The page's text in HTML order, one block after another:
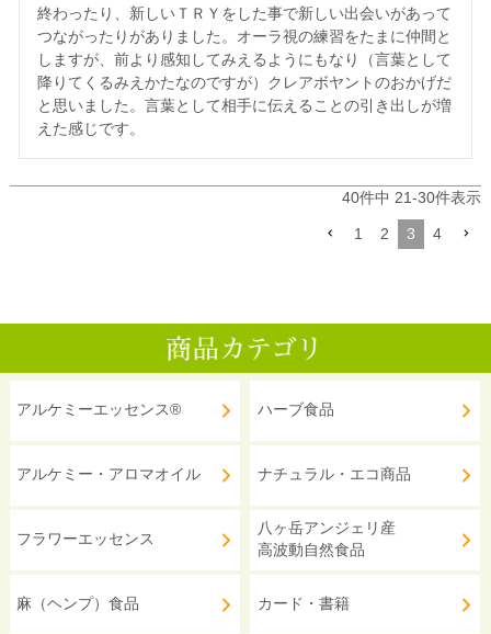
終わったり、新しいＴＲＹをした事で新しい出会いがあって
つながったりがありました。オーラ視の練習をたまに仲間と
しますが、前より感知してみえるようにもなり（言葉として
降りてくるみえかたなのですが）クレアボヤントのおかげだ
と思いました。言葉として相手に伝えることの引き出しが増
えた感じです。
40件中 21-30件表示
1 2 3 4
アルケミーエッセンス®
アルケミー・アロマオイル
フラワーエッセンス
麻（ヘンプ）食品
ハーブ食品
ナチュラル・エコ商品
八ヶ岳アンジェリ産
高波動自然食品
カード・書籍